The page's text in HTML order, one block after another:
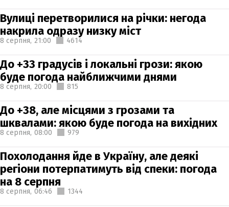
Вулиці перетворилися на річки: негода
накрила одразу низку міст
8 серпня, 21:00 4614
До +33 градусів і локальні грози: якою
буде погода найближчими днями
8 серпня, 20:00 815
До +38, але місцями з грозами та
шквалами: якою буде погода на вихідних
8 серпня, 08:00 979
Похолодання йде в Україну, але деякі
регіони потерпатимуть від спеки: погода
на 8 серпня
8 серпня, 06:46 1344